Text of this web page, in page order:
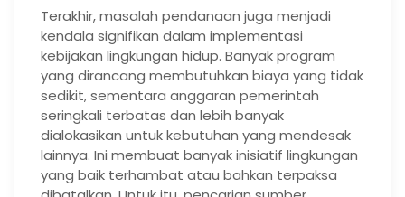
Terakhir, masalah pendanaan juga menjadi
kendala signifikan dalam implementasi
kebijakan lingkungan hidup. Banyak program
yang dirancang membutuhkan biaya yang tidak
sedikit, sementara anggaran pemerintah
seringkali terbatas dan lebih banyak
dialokasikan untuk kebutuhan yang mendesak
lainnya. Ini membuat banyak inisiatif lingkungan
yang baik terhambat atau bahkan terpaksa